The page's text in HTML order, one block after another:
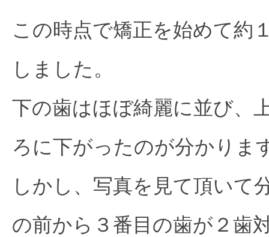
この時点で矯正を始めて約
しました。
下の歯はほぼ綺麗に並び、
ろに下がったのが分かりま
しかし、写真を見て頂いて
の前から３番目の歯が２歯